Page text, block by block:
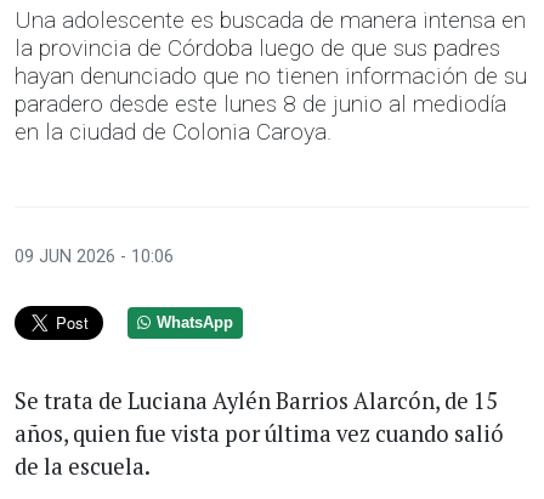
Una adolescente es buscada de manera intensa en
la provincia de Córdoba luego de que sus padres
hayan denunciado que no tienen información de su
paradero desde este lunes 8 de junio al mediodía
en la ciudad de Colonia Caroya.
09 JUN 2026 - 10:06
WhatsApp
Se trata de Luciana Aylén Barrios Alarcón, de 15
años, quien fue vista por última vez cuando salió
de la escuela.